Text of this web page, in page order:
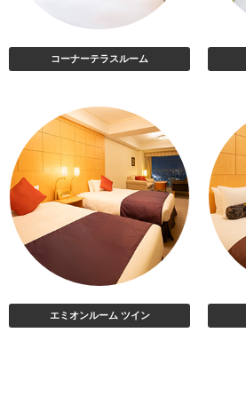
コーナーテラスルーム
エミオンルーム ツイン